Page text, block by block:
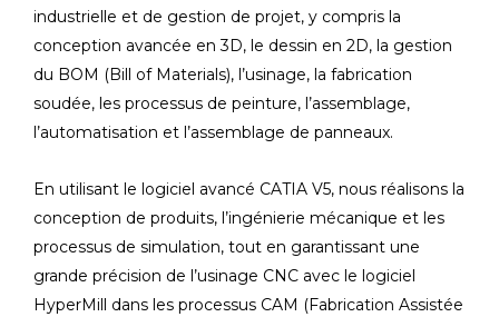
industrielle et de gestion de projet, y compris la
conception avancée en 3D, le dessin en 2D, la gestion
du BOM (Bill of Materials), l’usinage, la fabrication
soudée, les processus de peinture, l’assemblage,
l’automatisation et l’assemblage de panneaux.
En utilisant le logiciel avancé CATIA V5, nous réalisons la
conception de produits, l’ingénierie mécanique et les
processus de simulation, tout en garantissant une
grande précision de l’usinage CNC avec le logiciel
HyperMill dans les processus CAM (Fabrication Assistée